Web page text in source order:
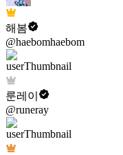
해봄
@haebomhaebom
룬레이
@runeray